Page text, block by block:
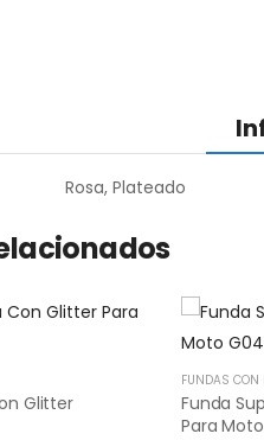
Rosa, Plateado
Glitter
FUNDAS CON
Funda
Para